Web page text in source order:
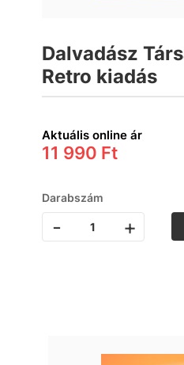
Dalvadász
Retro kiadás
Aktuális online ár
11 990 Ft
Darabszám
- +